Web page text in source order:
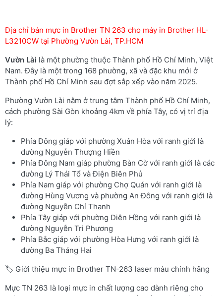
Địa chỉ bán mực in Brother TN 263 cho máy in Brother HL-
L3210CW tại Phường Vườn Lài, TP.HCM
Vườn Lài là một phường thuộc Thành phố Hồ Chí Minh, Việt
Nam. Đây là một trong 168 phường, xã và đặc khu mới ở
Thành phố Hồ Chí Minh sau đợt sắp xếp vào năm 2025.
Phường Vườn Lài nằm ở trung tâm Thành phố Hồ Chí Minh,
cách phường Sài Gòn khoảng 4km về phía Tây, có vị trí địa
lý:
Phía Đông giáp với phường Xuân Hòa với ranh giới là
đường Nguyễn Thượng Hiền
Phía Đông Nam giáp phường Bàn Cờ với ranh giới là các
đường Lý Thái Tổ và Điện Biên Phủ
Phía Nam giáp với phường Chợ Quán với ranh giới là
đường Hùng Vương và phường An Đông với ranh giới là
đường Nguyễn Chí Thanh
Phía Tây giáp với phường Diên Hồng với ranh giới là
đường Nguyễn Tri Phương
Phía Bắc giáp với phường Hòa Hưng với ranh giới là
đường Ba Tháng Hai
🏷️ Giới thiệu mực in Brother TN-263 laser màu chính hãng
Mực TN 263 là loại mực in chất lượng cao dành riêng cho